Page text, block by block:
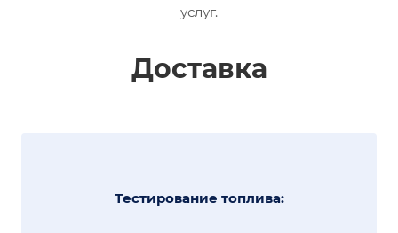
услуг.
Доставка
Тестирование топлива: